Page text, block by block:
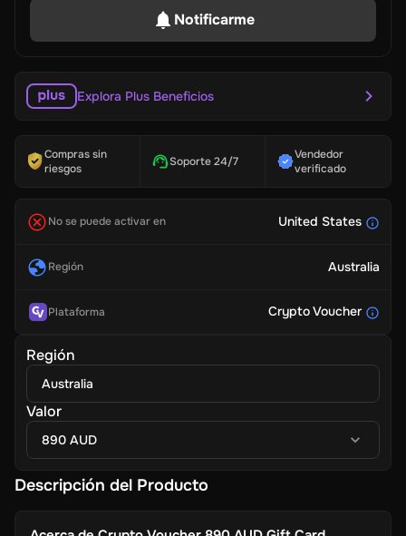
Notificarme
Explora Plus Beneficios
Compras sin
riesgos
Soporte 24/7
Vendedor
verificado
No se puede activar en United States
Región Australia
Plataforma Crypto Voucher
Región
Australia
Valor
890 AUD
Descripción del Producto